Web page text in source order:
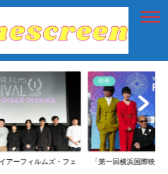
アーフィルムズ・フェ
映画
「第一回横浜国際映画